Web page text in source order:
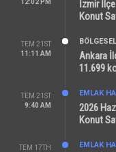
12:02 PM
İzmir İlçe
Konut
TEM 21ST
11:11 AM
BÖLGESEL
Ankara
11.699
TEM 21ST
9:40 AM
EMLAK
2026
Konut
TEM 17TH
EMLAK